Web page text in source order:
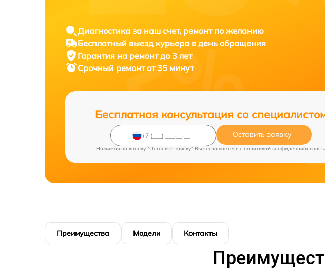
Диагностика за наш счет, ремонт по желанию
Бесплатный выезд курьера в день обращения
Гарантия на ремонт до 3 лет
Срочный ремонт от 35 минут
Бесплатная консультация со
Оставить заявку
Нажимая на кнопку "Оставить заявку" Вы соглашаетесь c политикой
Преимущества Модели Контакты